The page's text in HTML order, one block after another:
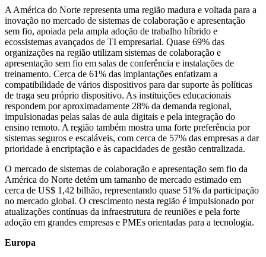
A América do Norte representa uma região madura e voltada para a
inovação no mercado de sistemas de colaboração e apresentação
sem fio, apoiada pela ampla adoção de trabalho híbrido e
ecossistemas avançados de TI empresarial. Quase 69% das
organizações na região utilizam sistemas de colaboração e
apresentação sem fio em salas de conferência e instalações de
treinamento. Cerca de 61% das implantações enfatizam a
compatibilidade de vários dispositivos para dar suporte às políticas
de traga seu próprio dispositivo. As instituições educacionais
respondem por aproximadamente 28% da demanda regional,
impulsionadas pelas salas de aula digitais e pela integração do
ensino remoto. A região também mostra uma forte preferência por
sistemas seguros e escaláveis, com cerca de 57% das empresas a dar
prioridade à encriptação e às capacidades de gestão centralizada.
O mercado de sistemas de colaboração e apresentação sem fio da
América do Norte detém um tamanho de mercado estimado em
cerca de US$ 1,42 bilhão, representando quase 51% da participação
no mercado global. O crescimento nesta região é impulsionado por
atualizações contínuas da infraestrutura de reuniões e pela forte
adoção em grandes empresas e PMEs orientadas para a tecnologia.
Europa